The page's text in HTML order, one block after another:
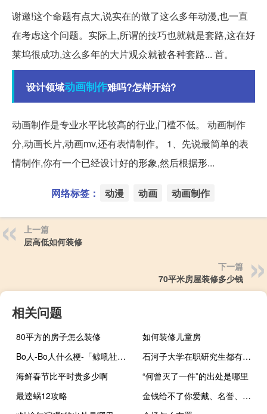
谢邀!这个命题有点大,说实在的做了这么多年动漫,也一直
在考虑这个问题。实际上,所谓的技巧也就就是套路,这在好
莱坞很成功,这么多年的大片观众就被各种套路... 首。
设计领域动画制作难吗?怎样开始?
动画制作是专业水平比较高的行业,门槛不低。 动画制作
分,动画长片,动画mv,还有表情制作。 1、先说最简单的表
情制作,你有一个已经设计好的形象,然后根据形...
网络标签： 动漫 动画 动画制作
上一篇
层高低如何装修
下一篇
70平米房屋装修多少钱
相关问题
80平方的房子怎么装修
如何装修儿童房
Bo人-Bo人什么梗-「鲸吼社区」
石河子大学在职研究生都有哪些授课方式
海鲜春节比平时贵多少啊
“何曾灭了一件”的出处是哪里
最逵蜗12攻略
金钱给不了你爱戴、名誉、榜单什么梗